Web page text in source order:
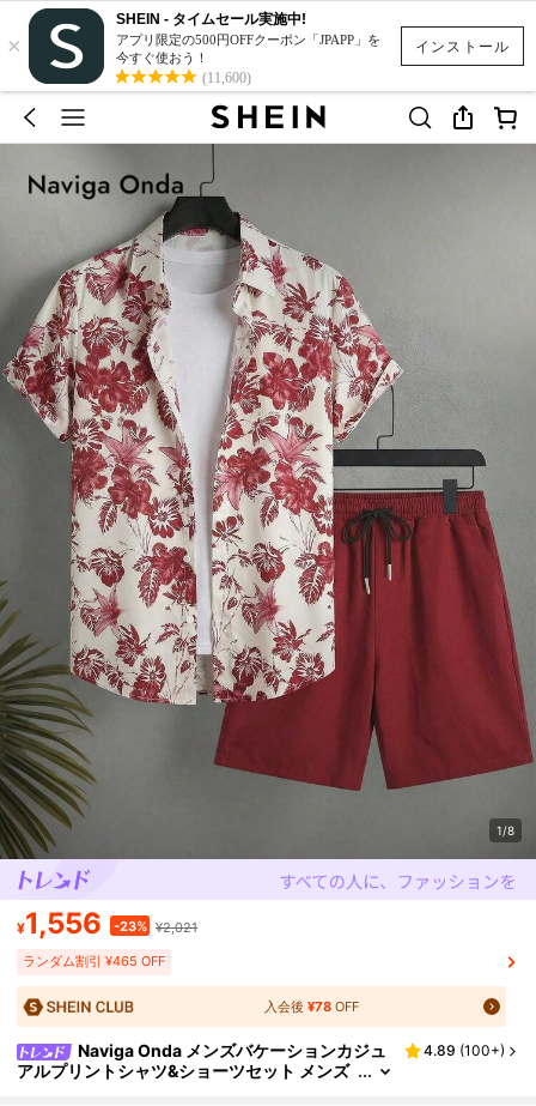
インストール
×
SHEIN - タイムセール実施中!
アプリ限定の500円OFFクーポン「JPAPP」を
今すぐ使おう！
(11,600)
1/8
¥1,556 -23% ¥2,021
ランダム割引 ¥465 OFF
入会後¥78 OFF
Naviga Onda メンズバケーションカジュ
アルプリントシャツ&ショーツセット メンズ
4.89 (100+)